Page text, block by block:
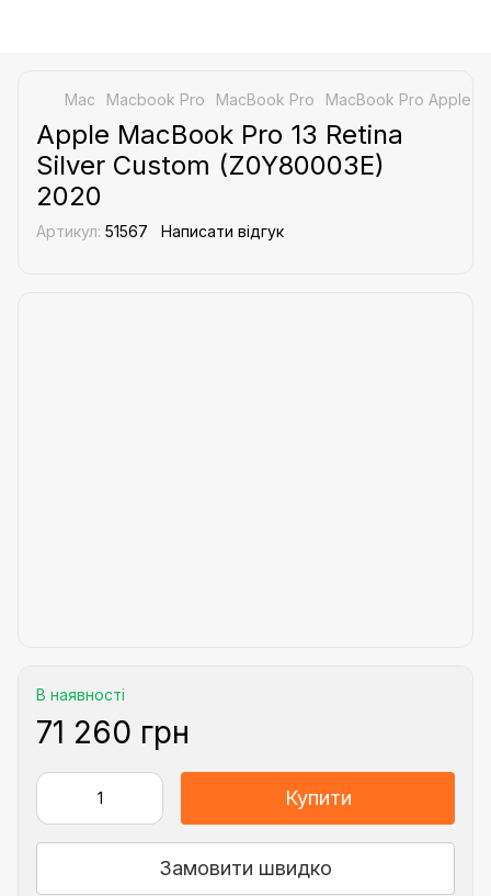
Mac Macbook Pro MacBook Pro MacBook Pro Apple
Apple MacBook Pro 13 Retina
Silver Custom (Z0Y80003E)
2020
Артикул: 51567 Написати відгук
В наявності
71 260 грн
Купити
Замовити швидко